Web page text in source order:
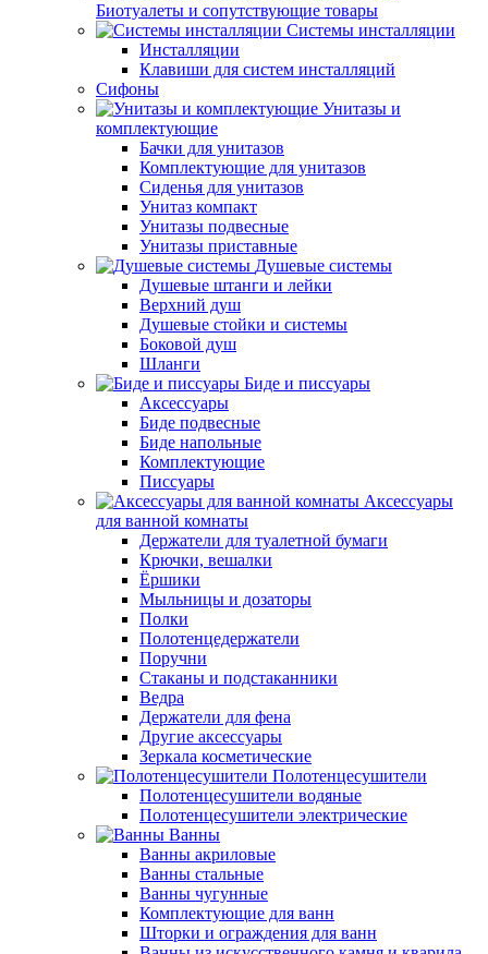
Биотуалеты и сопутствующие товары
Системы инсталляции
Инсталляции
Клавиши для систем инсталляций
Сифоны
Унитазы и
комплектующие
Бачки для унитазов
Комплектующие для унитазов
Сиденья для унитазов
Унитаз компакт
Унитазы подвесные
Унитазы приставные
Душевые системы
Душевые штанги и лейки
Верхний душ
Душевые стойки и системы
Боковой душ
Шланги
Биде и писсуары
Аксессуары
Биде подвесные
Биде напольные
Комплектующие
Писсуары
Аксессуары
для ванной комнаты
Держатели для туалетной бумаги
Крючки, вешалки
Ёршики
Мыльницы и дозаторы
Полки
Полотенцедержатели
Поручни
Стаканы и подстаканники
Ведра
Держатели для фена
Другие аксессуары
Зеркала косметические
Полотенцесушители
Полотенцесушители водяные
Полотенцесушители электрические
Ванны
Ванны акриловые
Ванны стальные
Ванны чугунные
Комплектующие для ванн
Шторки и ограждения для ванн